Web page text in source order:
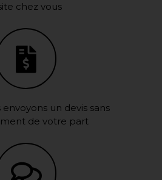
chez vous
envoyons un devis sans
de votre part